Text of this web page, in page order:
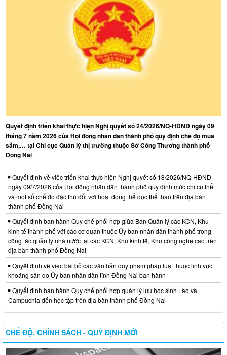
Quyết định triển khai thực hiện Nghị quyết số 24/2026/NQ-HĐND ngày 09
tháng 7 năm 2026 của Hội đồng nhân dân thành phố quy định chế độ mua
sắm,… tại Chi cục Quản lý thị trường thuộc Sở Công Thương thành phố
Đồng Nai
Quyết định về việc triển khai thực hiện Nghị quyết số 18/2026/NQ-HĐND
ngày 09/7/2026 của Hội đồng nhân dân thành phố quy định mức chi cụ thể
và một số chế độ đặc thù đối với hoạt động thể dục thể thao trên địa bàn
thành phố Đồng Nai
Quyết định ban hành Quy chế phối hợp giữa Ban Quản lý các KCN, Khu
kinh tế thành phố với các cơ quan thuộc Ủy ban nhân dân thành phố trong
công tác quản lý nhà nước tại các KCN, Khu kinh tế, Khu công nghệ cao trên
địa bàn thành phố Đồng Nai
Quyết định về việc bãi bỏ các văn bản quy phạm pháp luật thuộc lĩnh vực
khoáng sản do Ủy ban nhân dân tỉnh Đồng Nai ban hành
Quyết định ban hành Quy chế phối hợp quản lý lưu học sinh Lào và
Campuchia đến học tập trên địa bàn thành phố Đồng Nai
CHẾ ĐỘ, CHÍNH SÁCH - QUY ĐỊNH MỚI